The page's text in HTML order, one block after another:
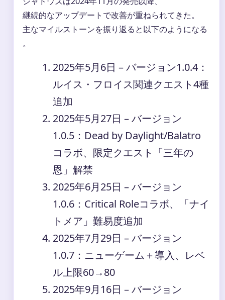
継続的なアップデートで改善が重ねられてきた。
主なマイルストーンを振り返ると以下のようになる
。
2025年5月6日 – バージョン1.0.4：
ルイス・フロイス関連クエスト4種
追加
2025年5月27日 – バージョン
1.0.5：Dead by Daylight/Balatro
コラボ、限定クエスト「三年の
恩」解禁
2025年6月25日 – バージョン
1.0.6：Critical Roleコラボ、「ナイ
トメア」難易度追加
2025年7月29日 – バージョン
1.0.7：ニューゲーム＋導入、レベ
ル上限60→80
2025年9月16日 – バージョン